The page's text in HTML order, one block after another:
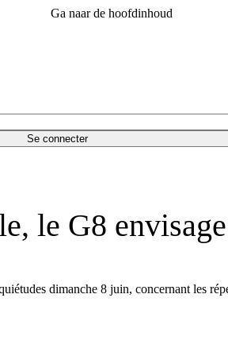
Ga naar de hoofdinhoud
Se connecter
le G8
dimanche 8 juin, concernant les